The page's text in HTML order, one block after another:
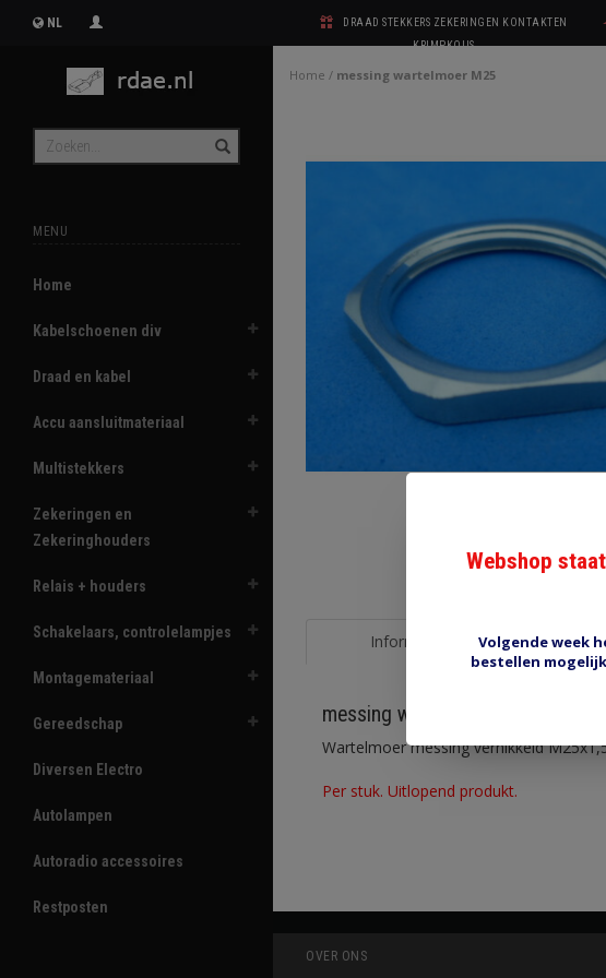
NL
DRAAD STEKKERS ZEKERINGEN KONTAKTEN
KRIMPKOUS
MENU
Home
Kabelschoenen div
Draad en kabel
Accu aansluitmateriaal
Multistekkers
Zekeringen en
Zekeringhouders
Relais + houders
Schakelaars, controlelampjes
Montagemateriaal
Gereedschap
Diversen Electro
Autolampen
Autoradio accessoires
Restposten
Home / messing wartelmoer M25
Informatie
messing wartelmoer M25
Wartelmoer messing vernikkeld
Per stuk. Uitlopend produkt.
OVER ONS
Webshop
Volgende week
bestellen